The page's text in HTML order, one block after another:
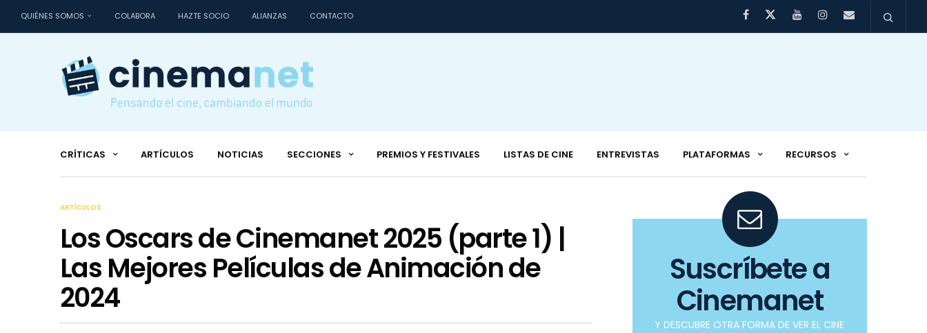
QUIÉNES SOMOS COLABORA HAZTE SOCIO ALIANZAS CONTACTO
CRÍTICAS ARTÍCULOS NOTICIAS SECCIONES PREMIOS Y FESTIVALES LISTAS DE CINE ENTREVISTAS PLATAFORMAS RECURSOS
ARTÍCULOS
Los Oscars de Cinemanet 2025 (parte 1) |
Las Mejores Películas de Animación de
2024
Suscríbete a
Cinemanet
Y DESCUBRE OTRA FORMA DE VER EL CINE